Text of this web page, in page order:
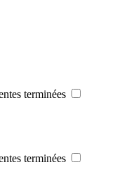
terminées
terminées